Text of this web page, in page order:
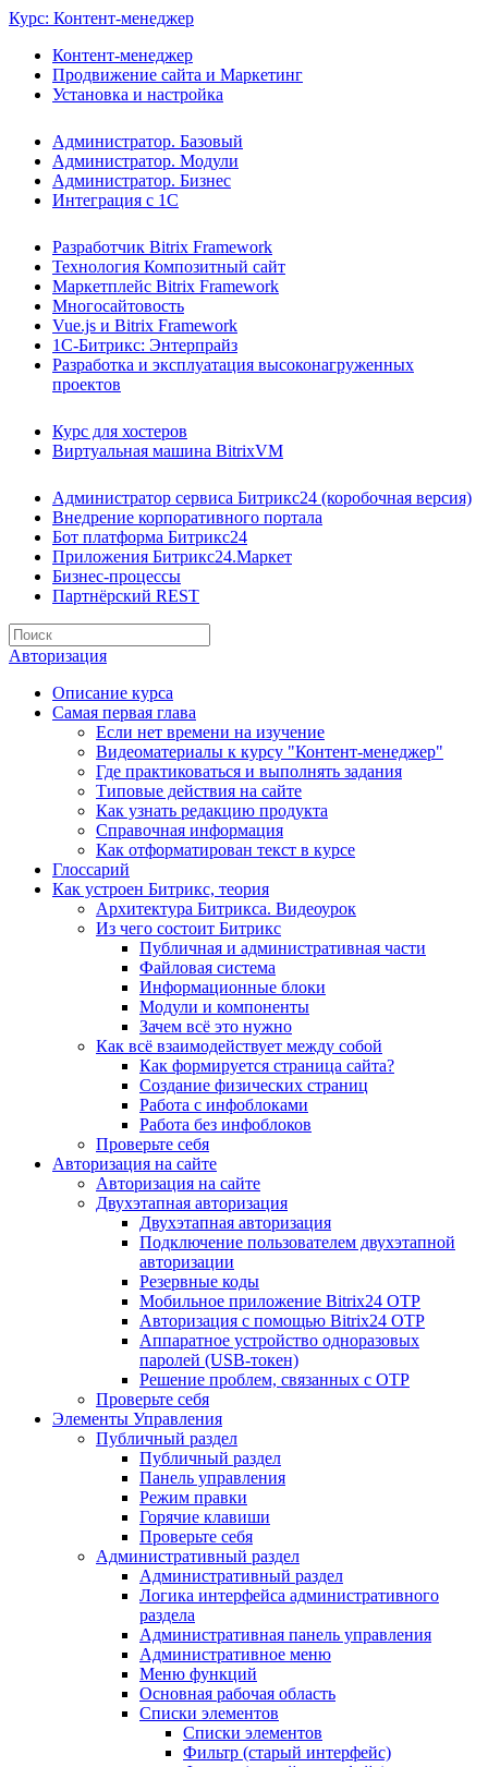
Курс: Контент-менеджер
Контент-менеджер
Продвижение сайта и Маркетинг
Установка и настройка
Администратор. Базовый
Администратор. Модули
Администратор. Бизнес
Интеграция с 1С
Разработчик Bitrix Framework
Технология Композитный сайт
Маркетплейс Bitrix Framework
Многосайтовость
Vue.js и Bitrix Framework
1С-Битрикс: Энтерпрайз
Разработка и эксплуатация высоконагруженных
проектов
Курс для хостеров
Виртуальная машина BitrixVM
Администратор сервиса Битрикс24 (коробочная версия)
Внедрение корпоративного портала
Бот платформа Битрикс24
Приложения Битрикс24.Маркет
Бизнес-процессы
Партнёрский REST
Авторизация
Описание курса
Самая первая глава
Если нет времени на изучение
Видеоматериалы к курсу "Контент-менеджер"
Где практиковаться и выполнять задания
Типовые действия на сайте
Как узнать редакцию продукта
Справочная информация
Как отформатирован текст в курсе
Глоссарий
Как устроен Битрикс, теория
Архитектура Битрикса. Видеоурок
Из чего состоит Битрикс
Публичная и административная части
Файловая система
Информационные блоки
Модули и компоненты
Зачем всё это нужно
Как всё взаимодействует между собой
Как формируется страница сайта?
Создание физических страниц
Работа с инфоблоками
Работа без инфоблоков
Проверьте себя
Авторизация на сайте
Авторизация на сайте
Двухэтапная авторизация
Двухэтапная авторизация
Подключение пользователем двухэтапной
авторизации
Резервные коды
Мобильное приложение Bitrix24 OTP
Авторизация с помощью Bitrix24 OTP
Аппаратное устройство одноразовых
паролей (USB-токен)
Решение проблем, связанных с OTP
Проверьте себя
Элементы Управления
Публичный раздел
Публичный раздел
Панель управления
Режим правки
Горячие клавиши
Проверьте себя
Административный раздел
Административный раздел
Логика интерфейса административного
раздела
Административная панель управления
Административное меню
Меню функций
Основная рабочая область
Списки элементов
Списки элементов
Фильтр (старый интерфейс)